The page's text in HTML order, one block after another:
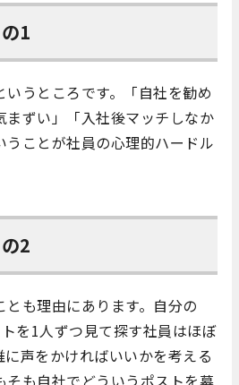
1
うところです。「自社を勧め
まずい」「入社後マッチしなか
うことが社員の心理的ハードル
2
も理由にあります。自分の
を1人ずつ見て探す社員はほぼ
声をかければいいかを考える
そも自社でどういうポストを募